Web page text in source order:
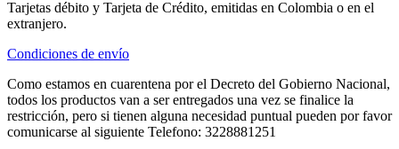
Tarjetas débito y Tarjeta de Crédito, emitidas en Colombia o en el
extranjero.
Condiciones de envío
Como estamos en cuarentena por el Decreto del Gobierno Nacional,
todos los productos van a ser entregados una vez se finalice la
restricción, pero si tienen alguna necesidad puntual pueden por favor
comunicarse al siguiente Telefono: 3228881251